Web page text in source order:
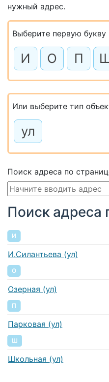
нужный адрес.
Выберите первую букву
И О П
Или выберите тип
ул
Поиск адреса по
Поиск адреса
И
И.Силантьева (ул)
О
Озерная (ул)
П
Парковая (ул)
Ш
Школьная (ул)